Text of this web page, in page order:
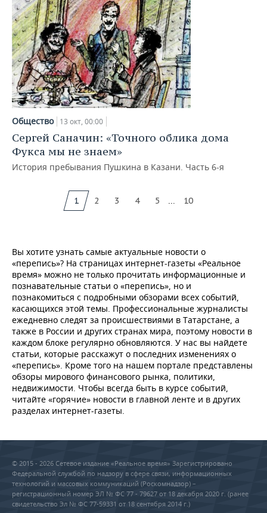
Общество 13 окт, 00:00
Сергей Саначин: «Точного облика дома
Фукса мы не знаем»
История пребывания Пушкина в Казани. Часть 6-я
1 2 3 4 5 ... 10
Вы хотите узнать самые актуальные новости о
«перепись»? На страницах интернет-газеты «Реальное
время» можно не только прочитать информационные и
познавательные статьи о «перепись», но и
познакомиться с подробными обзорами всех событий,
касающихся этой темы. Профессиональные журналисты
ежедневно следят за происшествиями в Татарстане, а
также в России и других странах мира, поэтому новости в
каждом блоке регулярно обновляются. У нас вы найдете
статьи, которые расскажут о последних изменениях о
«перепись». Кроме того на нашем портале представлены
обзоры мирового финансового рынка, политики,
недвижимости. Чтобы всегда быть в курсе событий,
читайте «горячие» новости в главной ленте и в других
разделах интернет-газеты.
© 2015 - 2026 Сетевое издание «Реальное время» Зарегистрировано
Федеральной службой по надзору в сфере связи, информационных
технологий и массовых коммуникаций (Роскомнадзор) –
регистрационный номер ЭЛ № ФС 77 - 79627 от 18 декабря 2020 г. (ранее
свидетельство Эл № ФС 77-59331 от 18 сентября 2014 г.)